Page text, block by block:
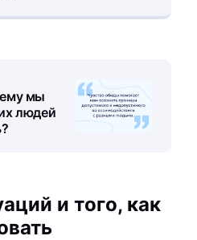
мы
людей
и того, как